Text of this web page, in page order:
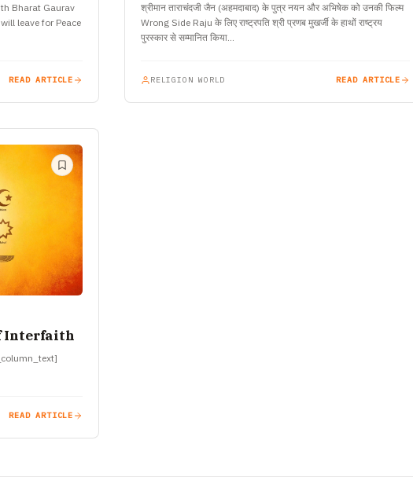
Bharat Gaurav
leave for Peace
READ ARTICLE
श्रीमान ताराचंदजी जैन (अहमदाबाद) के पुत्र नयन और अभिषेक को उनकी फिल्म
Wrong Side Raju के लिए राष्ट्रपति श्री प्रणब मुखर्जी के हाथों राष्ट्रय
पुरस्कार से सम्मानित किया…
RELIGION WORLD READ ARTICLE
Interfaith
READ ARTICLE